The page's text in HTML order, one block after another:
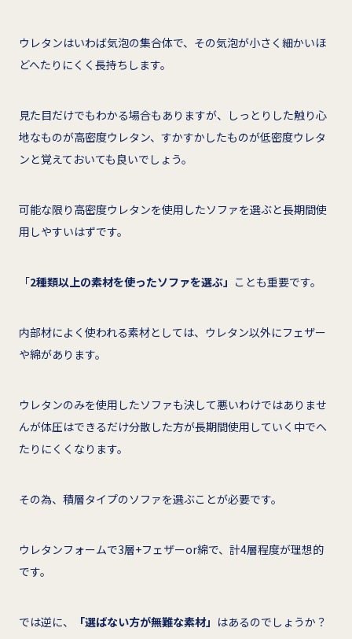
ウレタンはいわば気泡の集合体で、その気泡が小さく細かいほ
どへたりにくく長持ちします。
見た目だけでもわかる場合もありますが、しっとりした触り心
地なものが高密度ウレタン、すかすかしたものが低密度ウレタ
ンと覚えておいても良いでしょう。
可能な限り高密度ウレタンを使用したソファを選ぶと長期間使
用しやすいはずです。
「2種類以上の素材を使ったソファを選ぶ」 ことも重要です。
内部材によく使われる素材としては、ウレタン以外にフェザー
や綿があります。
ウレタンのみを使用したソファも決して悪いわけではありませ
んが体圧はできるだけ分散した方が長期間使用していく中でへ
たりにくくなります。
その為、積層タイプのソファを選ぶことが必要です。
ウレタンフォームで3層+フェザーor綿で、計4層程度が理想的
です。
では逆に、 「選ばない方が無難な素材」 はあるのでしょうか？